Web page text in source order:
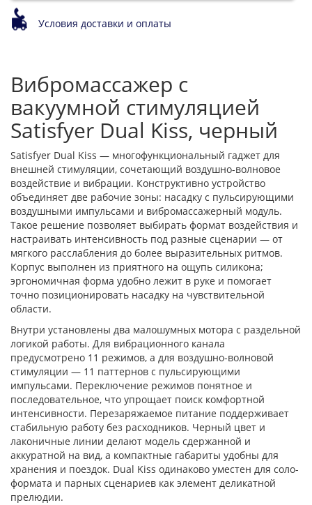
Условия доставки и оплаты
Вибромассажер с
вакуумной стимуляцией
Satisfyer Dual Kiss, черный
Satisfyer Dual Kiss — многофункциональный гаджет для
внешней стимуляции, сочетающий воздушно-волновое
воздействие и вибрации. Конструктивно устройство
объединяет две рабочие зоны: насадку с пульсирующими
воздушными импульсами и вибромассажерный модуль.
Такое решение позволяет выбирать формат воздействия и
настраивать интенсивность под разные сценарии — от
мягкого расслабления до более выразительных ритмов.
Корпус выполнен из приятного на ощупь силикона;
эргономичная форма удобно лежит в руке и помогает
точно позиционировать насадку на чувствительной
области.
Внутри установлены два малошумных мотора с раздельной
логикой работы. Для вибрационного канала
предусмотрено 11 режимов, а для воздушно-волновой
стимуляции — 11 паттернов с пульсирующими
импульсами. Переключение режимов понятное и
последовательное, что упрощает поиск комфортной
интенсивности. Перезаряжаемое питание поддерживает
стабильную работу без расходников. Черный цвет и
лаконичные линии делают модель сдержанной и
аккуратной на вид, а компактные габариты удобны для
хранения и поездок. Dual Kiss одинаково уместен для соло-
формата и парных сценариев как элемент деликатной
прелюдии.